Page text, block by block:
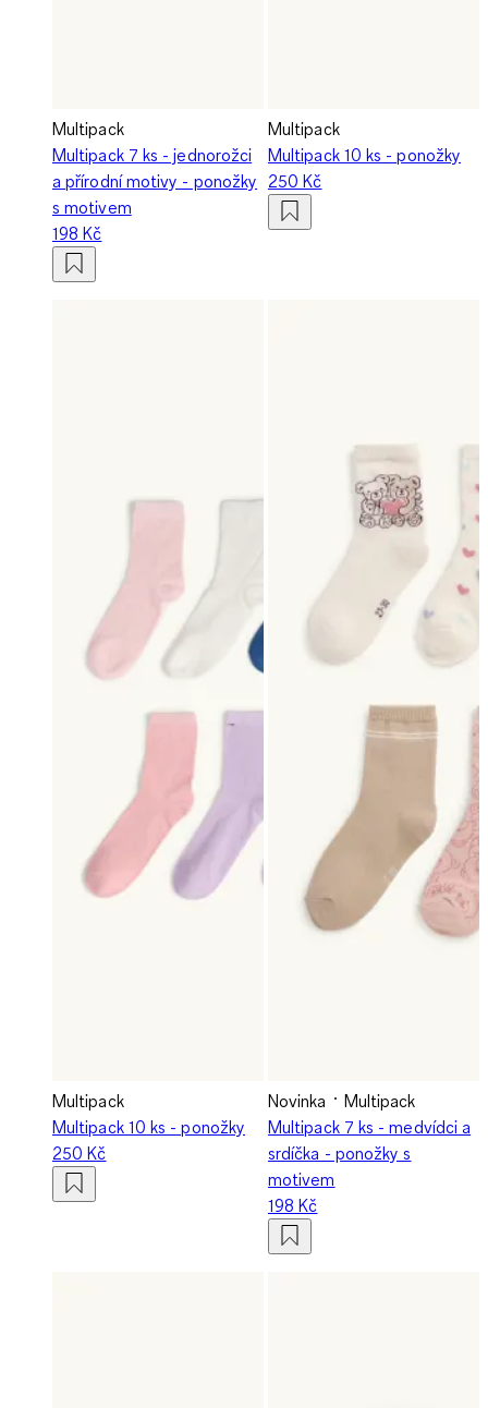
Multipack
Multipack 7 ks - jednorožci
a přírodní motivy - ponožky
s motivem
198 Kč
Multipack
Multipack 10 ks - ponožky
250 Kč
Multipack
Multipack 10 ks - ponožky
250 Kč
Novinka
Multipack
Multipack 7 ks - medvídci a
srdíčka - ponožky s
motivem
198 Kč